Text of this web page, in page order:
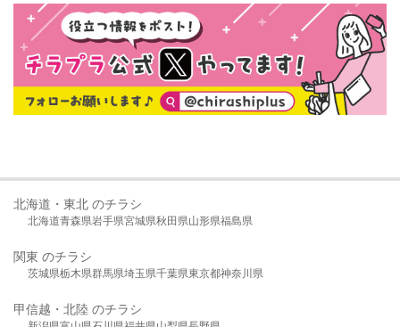
北海道・東北 のチラシ
北海道青森県岩手県宮城県秋田県山形県福島県
関東 のチラシ
茨城県栃木県群馬県埼玉県千葉県東京都神奈川県
甲信越・北陸 のチラシ